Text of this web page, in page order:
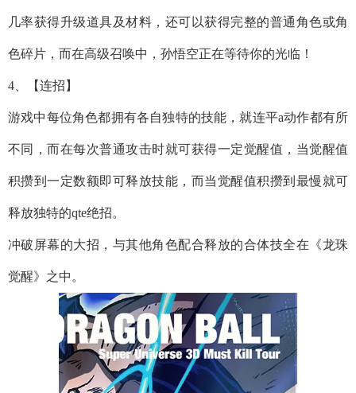
几率获得升级道具及材料，还可以获得完整的普通角色或角
色碎片，而在高级召唤中，孙悟空正在等待你的光临！
4、【连招】
游戏中每位角色都拥有各自独特的技能，就连平a动作都有所
不同，而在每次普通攻击时就可获得一定觉醒值，当觉醒值
积攒到一定数额即可释放技能，而当觉醒值积攒到最慢就可
释放独特的qte绝招。
冲破屏幕的大招，与其他角色配合释放的合体技全在《龙珠
觉醒》之中。